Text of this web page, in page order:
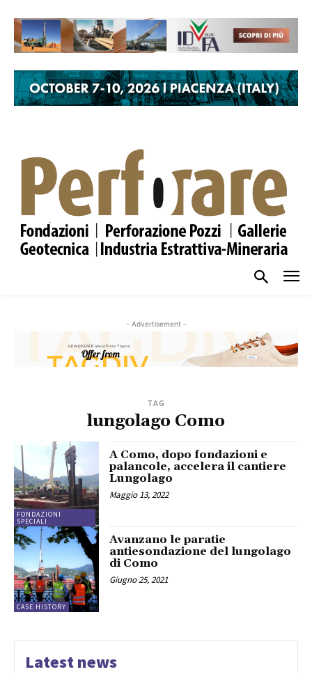
- Advertisement -
TAG
lungolago Como
FONDAZIONI
SPECIALI
A Como, dopo fondazioni e
palancole, accelera il cantiere
Lungolago
Maggio 13, 2022
CASE HISTORY
Avanzano le paratie
antiesondazione del lungolago
di Como
Giugno 25, 2021
Latest news